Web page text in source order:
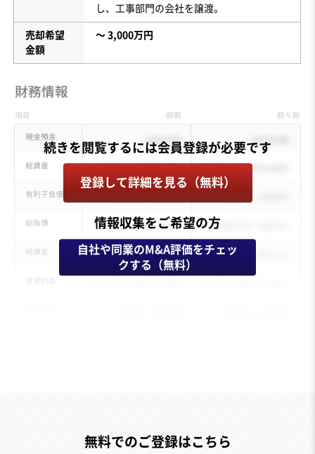
し、工事部門の会社を譲渡。
売却希望
金額
〜 3,000万円
登録して詳細を見る（無料）
情報収集をご希望の方
自社や同業のM&A評価をチェッ
クする（無料）
無料でのご登録はこちら